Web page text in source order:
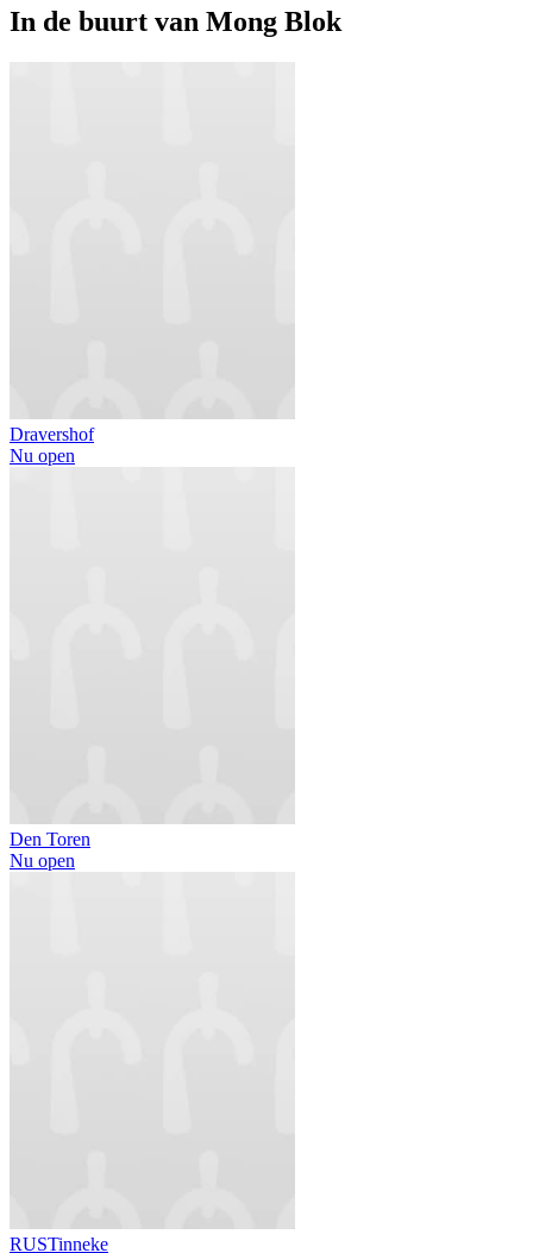
In de buurt van Mong Blok
Dravershof
Nu open
Den Toren
Nu open
RUSTinneke